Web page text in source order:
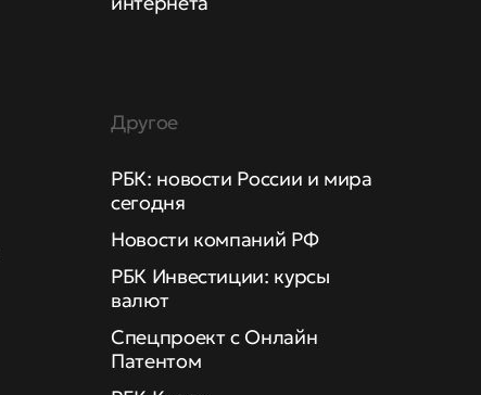
Другое
РБК: новости России и мира
сегодня
Новости компаний РФ
РБК Инвестиции: курсы
валют
Спецпроект с Онлайн
Патентом